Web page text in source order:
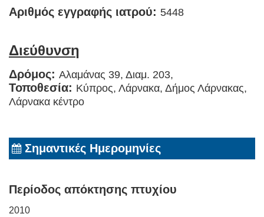
Αριθμός εγγραφής ιατρού: 5448
Διεύθυνση
Δρόμος: Αλαμάνας 39, Διαμ. 203,
Τοποθεσία: Κύπρος, Λάρνακα, Δήμος Λάρνακας,
Λάρνακα κέντρο
Σημαντικές Ημερομηνίες
Περίοδος απόκτησης πτυχίου
2010